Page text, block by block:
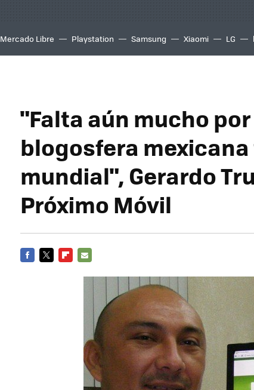
Mercado Libre Playstation Samsung Xiaomi LG
"Falta aún mucho
blogosfera
mundial", Gerardo
Próximo Móvil